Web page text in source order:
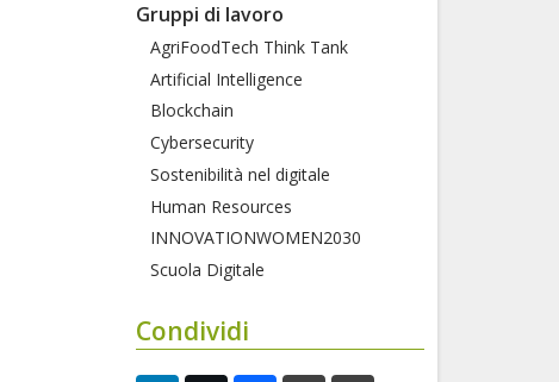
Gruppi di lavoro
AgriFoodTech Think Tank
Artificial Intelligence
Blockchain
Cybersecurity
Sostenibilità nel digitale
Human Resources
INNOVATIONWOMEN2030
Scuola Digitale
Condividi